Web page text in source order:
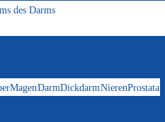
des Darms
MagenDarmDickdarmNierenProstata